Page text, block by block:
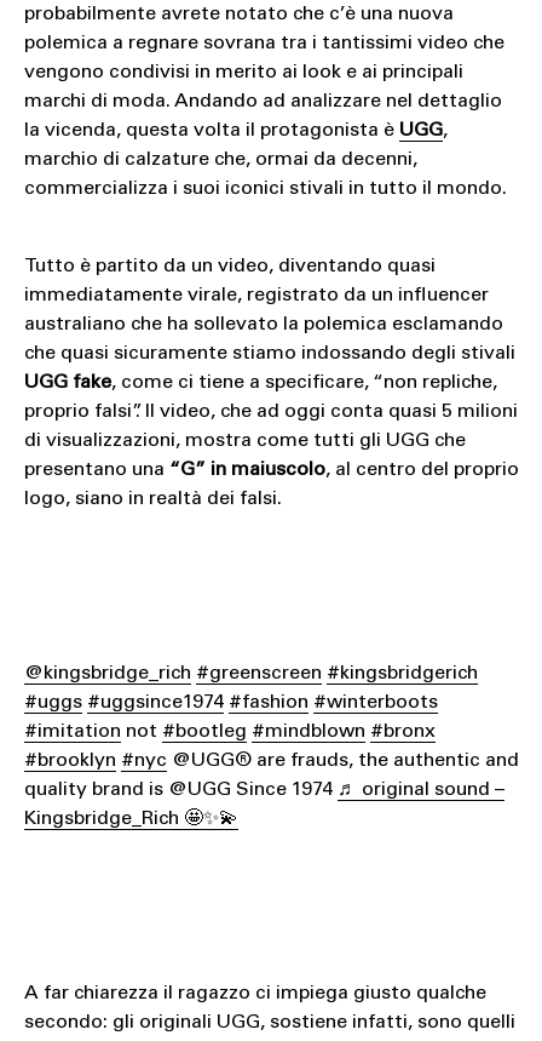
probabilmente avrete notato che c’è una nuova
polemica a regnare sovrana tra i tantissimi video che
vengono condivisi in merito ai look e ai principali
marchi di moda. Andando ad analizzare nel dettaglio
la vicenda, questa volta il protagonista è UGG,
marchio di calzature che, ormai da decenni,
commercializza i suoi iconici stivali in tutto il mondo.
Tutto è partito da un video, diventando quasi
immediatamente virale, registrato da un influencer
australiano che ha sollevato la polemica esclamando
che quasi sicuramente stiamo indossando degli stivali
UGG fake, come ci tiene a specificare, “non repliche,
proprio falsi”. Il video, che ad oggi conta quasi 5 milioni
di visualizzazioni, mostra come tutti gli UGG che
presentano una “G” in maiuscolo, al centro del proprio
logo, siano in realtà dei falsi.
@kingsbridge_rich #greenscreen #kingsbridgerich
#uggs #uggsince1974 #fashion #winterboots
#imitation not #bootleg #mindblown #bronx
#brooklyn #nyc @UGG® are frauds, the authentic and
quality brand is @UGG Since 1974 ♬ original sound –
Kingsbridge_Rich 🤩✨💫
A far chiarezza il ragazzo ci impiega giusto qualche
secondo: gli originali UGG, sostiene infatti, sono quelli